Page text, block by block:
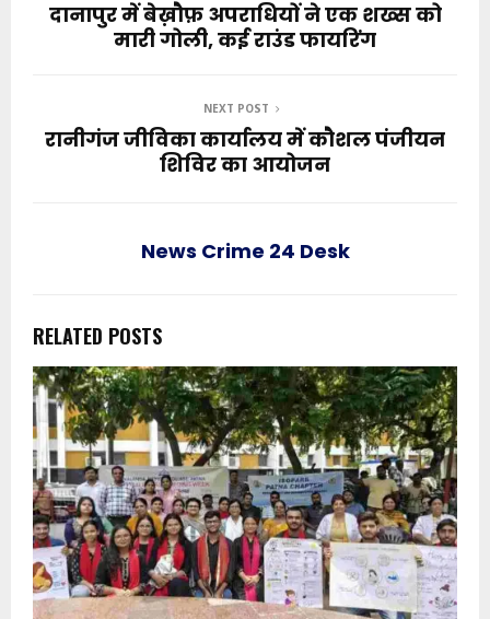
दानापुर में बेख़ौफ़ अपराधियों ने एक शख्स को
मारी गोली, कई राउंड फायरिंग
NEXT POST
रानीगंज जीविका कार्यालय में कौशल पंजीयन
शिविर का आयोजन
News Crime 24 Desk
RELATED POSTS